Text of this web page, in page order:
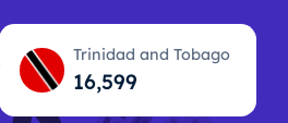
Trinidad and Tobago
16,600